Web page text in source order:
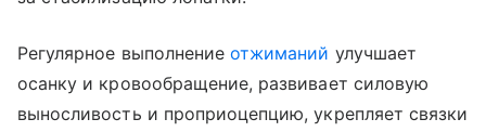
Регулярное выполнениеотжиманий улучшает
осанку и кровообращение, развивает силовую
выносливость и проприоцепцию, укрепляет связки